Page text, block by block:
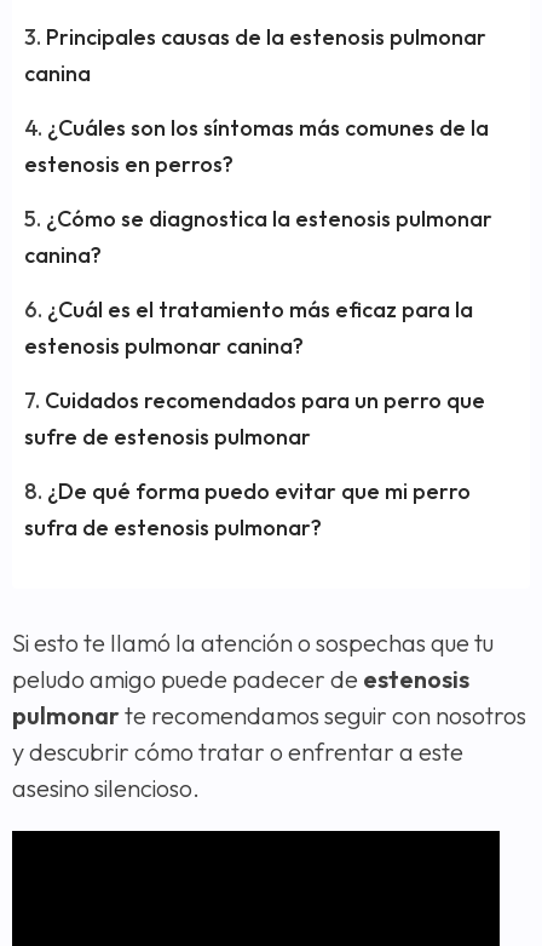
Principales causas de la estenosis pulmonar
canina
¿Cuáles son los síntomas más comunes de la
estenosis en perros?
¿Cómo se diagnostica la estenosis pulmonar
canina?
¿Cuál es el tratamiento más eficaz para la
estenosis pulmonar canina?
Cuidados recomendados para un perro que
sufre de estenosis pulmonar
¿De qué forma puedo evitar que mi perro
sufra de estenosis pulmonar?
Si esto te llamó la atención o sospechas que tu
peludo amigo puede padecer de estenosis
pulmonarte recomendamos seguir con nosotros
y descubrir cómo tratar o enfrentar a este
asesino silencioso.